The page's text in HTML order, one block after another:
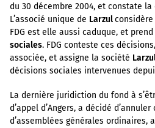
du 30 décembre 2004, et constate
L’associé unique de Larzul
FDG est elle aussi caduque, et
sociales. FDG conteste ces
associée, et assigne la société
décisions sociales intervenues
La dernière juridiction du fond à
d’appel d’Angers, a décidé
d’assemblées générales ordinaires,